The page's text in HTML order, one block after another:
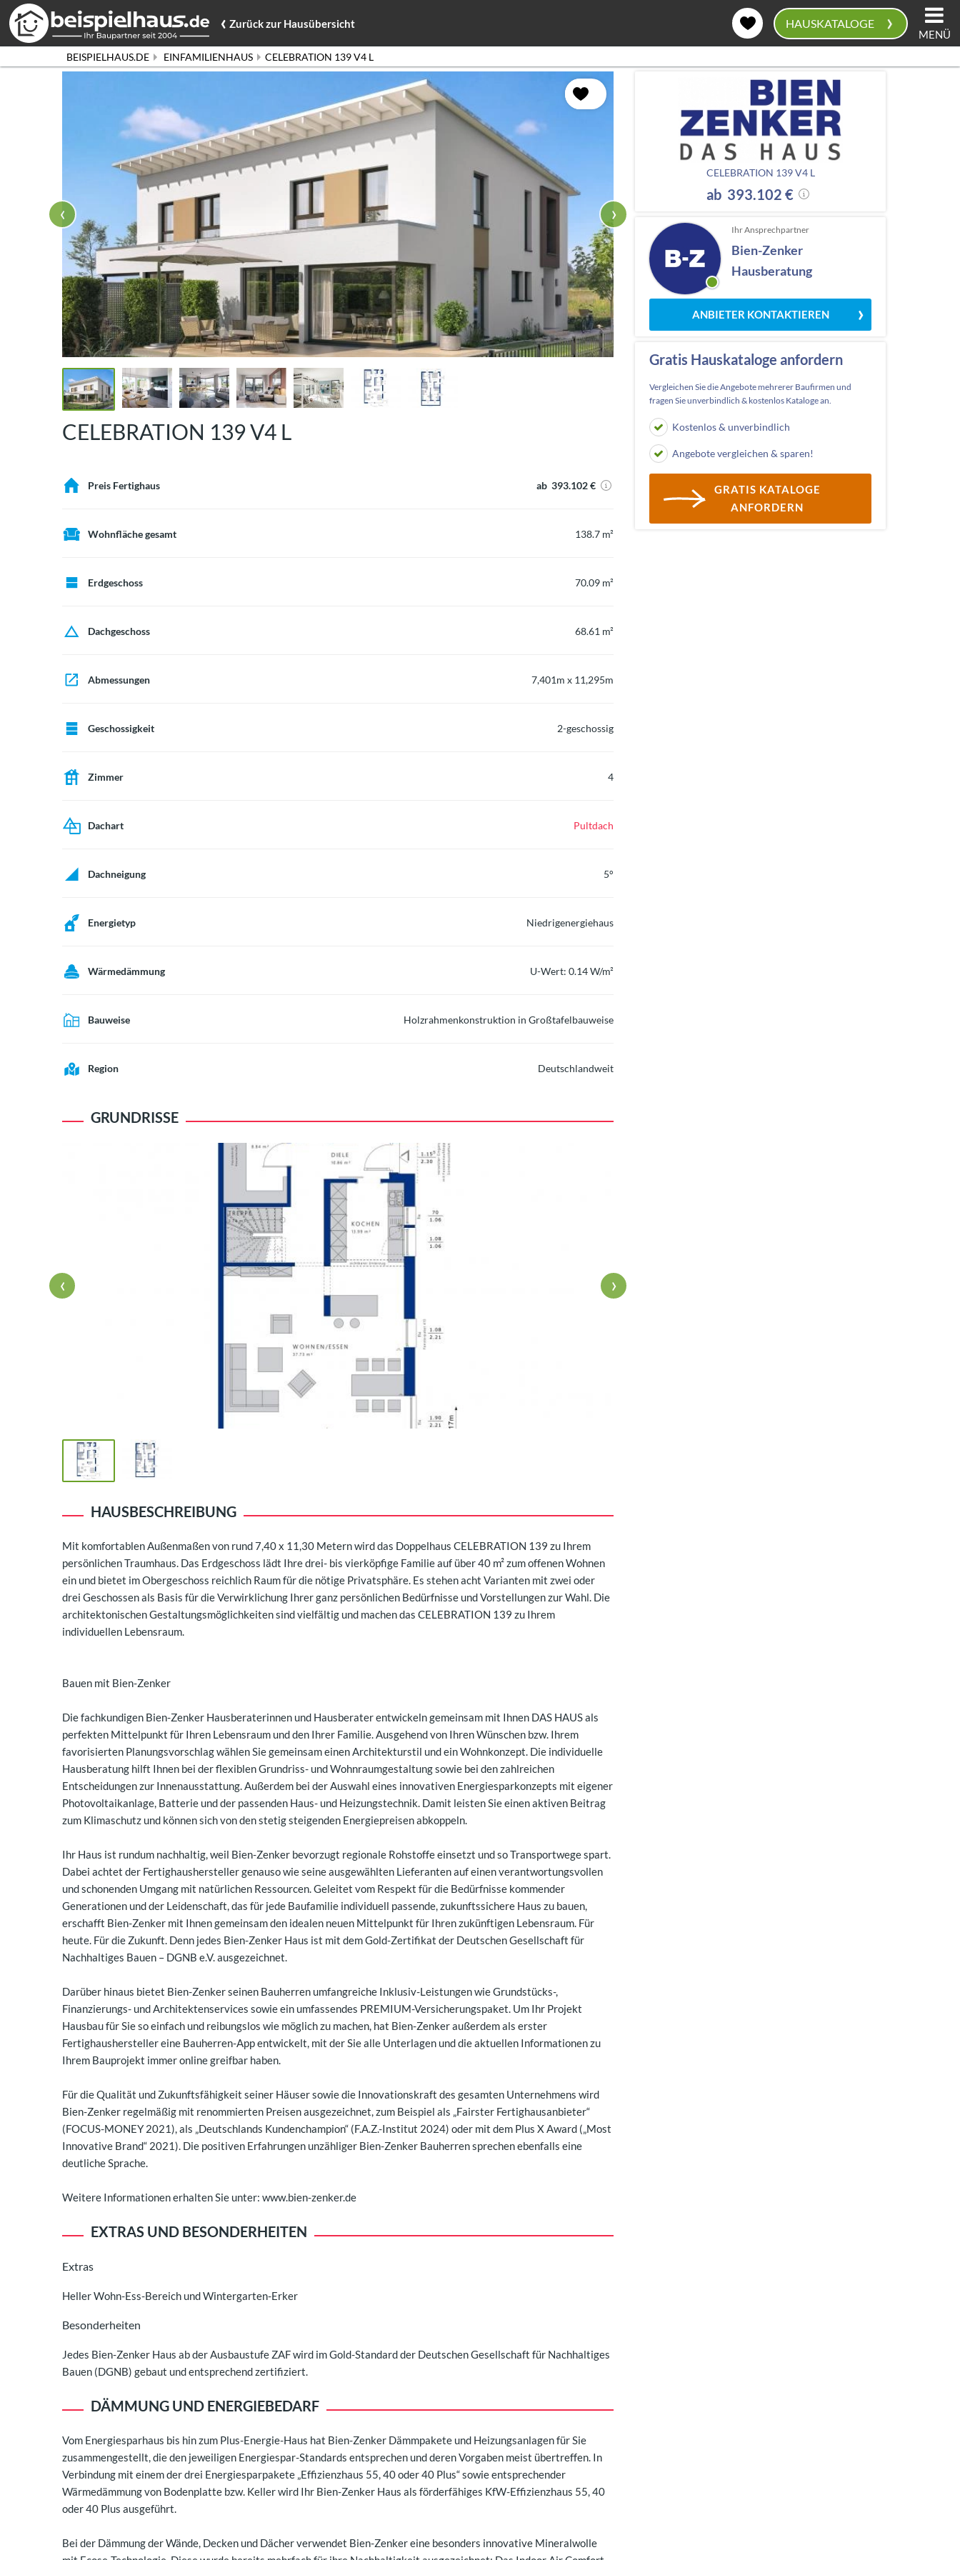
‹ Zurückzur Hausübersicht HAUSKATALOGE › MENÜ
BEISPIELHAUS.DE EINFAMILIENHAUS CELEBRATION 139 V4 L
‹ ›
CELEBRATION 139 V4 L
Preis Fertighaus ab 393.102 €
Wohnfläche gesamt 138.7 m²
Erdgeschoss 70.09 m²
Dachgeschoss 68.61 m²
Abmessungen 7,401m x 11,295m
Geschossigkeit 2-geschossig
Zimmer 4
Dachart Pultdach
Dachneigung 5°
Energietyp Niedrigenergiehaus
Wärmedämmung U-Wert: 0.14 W/m²
Bauweise Holzrahmenkonstruktion in Großtafelbauweise
Region Deutschlandweit
GRUNDRISSE
‹ ›
HAUSBESCHREIBUNG
Mit komfortablen Außenmaßen von rund 7,40 x 11,30 Metern wird das Doppelhaus CELEBRATION 139 zu Ihrem
persönlichen Traumhaus. Das Erdgeschoss lädt Ihre drei- bis vierköpfige Familie auf über 40 m² zum offenen Wohnen
ein und bietet im Obergeschoss reichlich Raum für die nötige Privatsphäre. Es stehen acht Varianten mit zwei oder
drei Geschossen als Basis für die Verwirklichung Ihrer ganz persönlichen Bedürfnisse und Vorstellungen zur Wahl. Die
architektonischen Gestaltungsmöglichkeiten sind vielfältig und machen das CELEBRATION 139 zu Ihrem
individuellen Lebensraum.
Bauen mit Bien-Zenker
Die fachkundigen Bien-Zenker Hausberaterinnen und Hausberater entwickeln gemeinsam mit Ihnen DAS HAUS als
perfekten Mittelpunkt für Ihren Lebensraum und den Ihrer Familie. Ausgehend von Ihren Wünschen bzw. Ihrem
favorisierten Planungsvorschlag wählen Sie gemeinsam einen Architekturstil und ein Wohnkonzept. Die individuelle
Hausberatung hilft Ihnen bei der flexiblen Grundriss- und Wohnraumgestaltung sowie bei den zahlreichen
Entscheidungen zur Innenausstattung. Außerdem bei der Auswahl eines innovativen Energiesparkonzepts mit eigener
Photovoltaikanlage, Batterie und der passenden Haus- und Heizungstechnik. Damit leisten Sie einen aktiven Beitrag
zum Klimaschutz und können sich von den stetig steigenden Energiepreisen abkoppeln.
Ihr Haus ist rundum nachhaltig, weil Bien-Zenker bevorzugt regionale Rohstoffe einsetzt und so Transportwege spart.
Dabei achtet der Fertighaushersteller genauso wie seine ausgewählten Lieferanten auf einen verantwortungsvollen
und schonenden Umgang mit natürlichen Ressourcen. Geleitet vom Respekt für die Bedürfnisse kommender
Generationen und der Leidenschaft, das für jede Baufamilie individuell passende, zukunftssichere Haus zu bauen,
erschafft Bien-Zenker mit Ihnen gemeinsam den idealen neuen Mittelpunkt für Ihren zukünftigen Lebensraum. Für
heute. Für die Zukunft. Denn jedes Bien-Zenker Haus ist mit dem Gold-Zertifikat der Deutschen Gesellschaft für
Nachhaltiges Bauen – DGNB e.V. ausgezeichnet.
Darüber hinaus bietet Bien-Zenker seinen Bauherren umfangreiche Inklusiv-Leistungen wie Grundstücks-,
Finanzierungs- und Architektenservices sowie ein umfassendes PREMIUM-Versicherungspaket. Um Ihr Projekt
Hausbau für Sie so einfach und reibungslos wie möglich zu machen, hat Bien-Zenker außerdem als erster
Fertighaushersteller eine Bauherren-App entwickelt, mit der Sie alle Unterlagen und die aktuellen Informationen zu
Ihrem Bauprojekt immer online greifbar haben.
Für die Qualität und Zukunftsfähigkeit seiner Häuser sowie die Innovationskraft des gesamten Unternehmens wird
Bien-Zenker regelmäßig mit renommierten Preisen ausgezeichnet, zum Beispiel als „Fairster Fertighausanbieter“
(FOCUS-MONEY 2021), als „Deutschlands Kundenchampion“ (F.A.Z.-Institut 2024) oder mit dem Plus X Award („Most
Innovative Brand“ 2021). Die positiven Erfahrungen unzähliger Bien-Zenker Bauherren sprechen ebenfalls eine
deutliche Sprache.
Weitere Informationen erhalten Sie unter: www.bien-zenker.de
EXTRAS UND BESONDERHEITEN
Extras
Heller Wohn-Ess-Bereich und Wintergarten-Erker
Besonderheiten
Jedes Bien-Zenker Haus ab der Ausbaustufe ZAF wird im Gold-Standard der Deutschen Gesellschaft für Nachhaltiges
Bauen (DGNB) gebaut und entsprechend zertifiziert.
DÄMMUNG UND ENERGIEBEDARF
Vom Energiesparhaus bis hin zum Plus-Energie-Haus hat Bien-Zenker Dämmpakete und Heizungsanlagen für Sie
zusammengestellt, die den jeweiligen Energiespar-Standards entsprechen und deren Vorgaben meist übertreffen. In
Verbindung mit einem der drei Energiesparpakete „Effizienzhaus 55, 40 oder 40 Plus“ sowie entsprechender
Wärmedämmung von Bodenplatte bzw. Keller wird Ihr Bien-Zenker Haus als förderfähiges KfW-Effizienzhaus 55, 40
oder 40 Plus ausgeführt.
Bei der Dämmung der Wände, Decken und Dächer verwendet Bien-Zenker eine besonders innovative Mineralwolle
CELEBRATION 139 V4 L
ab 393.102 €
Ihr Ansprechpartner
Bien-Zenker
Hausberatung
ANBIETER KONTAKTIEREN
Gratis Hauskataloge anfordern
Vergleichen Sie die Angebote mehrerer Baufirmen und
fragen Sie unverbindlich & kostenlos Kataloge an.
Kostenlos & unverbindlich
Angebote vergleichen & sparen!
GRATIS KATALOGE
ANFORDERN